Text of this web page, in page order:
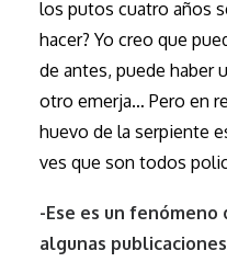
los putos cuatro años
hacer? Yo creo que
de antes, puede haber
otro emerja… Pero en
huevo de la serpiente
ves que son todos
-Ese es un fenómeno
algunas